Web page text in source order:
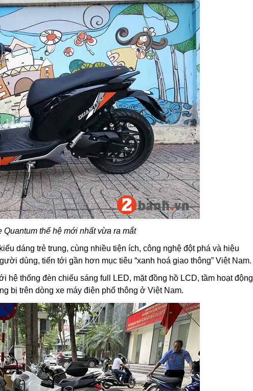
Quantum thế hệ mới nhất vừa ra mắt
dáng trẻ trung, cùng nhiều tiện ích, công nghệ đột phá và hiệu
dùng, tiến tới gần hơn mục tiêu “xanh hoá giao thông” Việt Nam.
hệ thống đèn chiếu sáng full LED, mặt đồng hồ LCD, tầm hoạt động
bị trên dòng xe máy điện phổ thông ở Việt Nam.